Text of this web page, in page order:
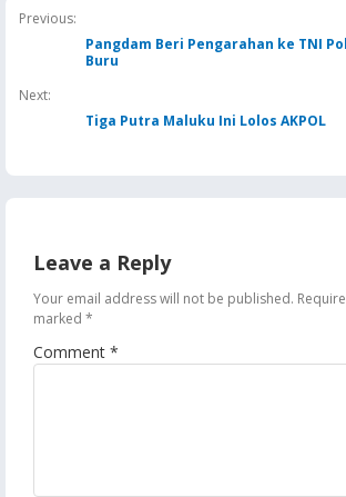
Jaga Keandalan Suplai
BBM
Previous:
Pangdam Beri Pengarahan ke TNI
Buru
Next:
Tiga Putra Maluku Ini Lolos AKPOL
Leave a Reply
Your email address will not be published.
marked *
Comment *